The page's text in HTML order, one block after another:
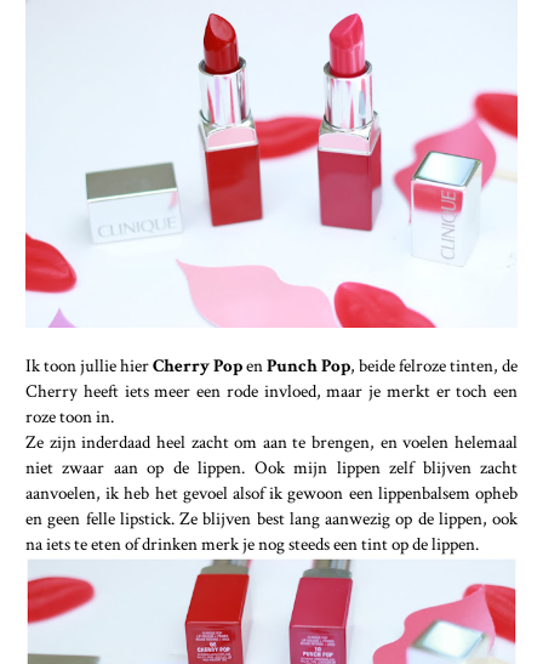
Ik toon jullie hierCherry PopenPunch Pop, beide felroze tinten, de
Cherry heeft iets meer een rode invloed, maar je merkt er toch een
roze toon in.
Ze zijn inderdaad heel zacht om aan te brengen, en voelen helemaal
niet zwaar aan op de lippen. Ook mijn lippen zelf blijven zacht
aanvoelen, ik heb het gevoel alsof ik gewoon een lippenbalsem opheb
en geen felle lipstick. Ze blijven best lang aanwezig op de lippen, ook
na iets te eten of drinken merk je nog steeds een tint op de lippen.